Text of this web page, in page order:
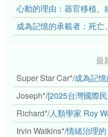
心動的理由：器官移植
成為記憶的承載者：死
最
Super Star Car*/成為記憶的承
Joseph*/[2025台灣國際民族誌影
Richard*/人類學家 Roy
Irvin Watkins*/情緒治理的「